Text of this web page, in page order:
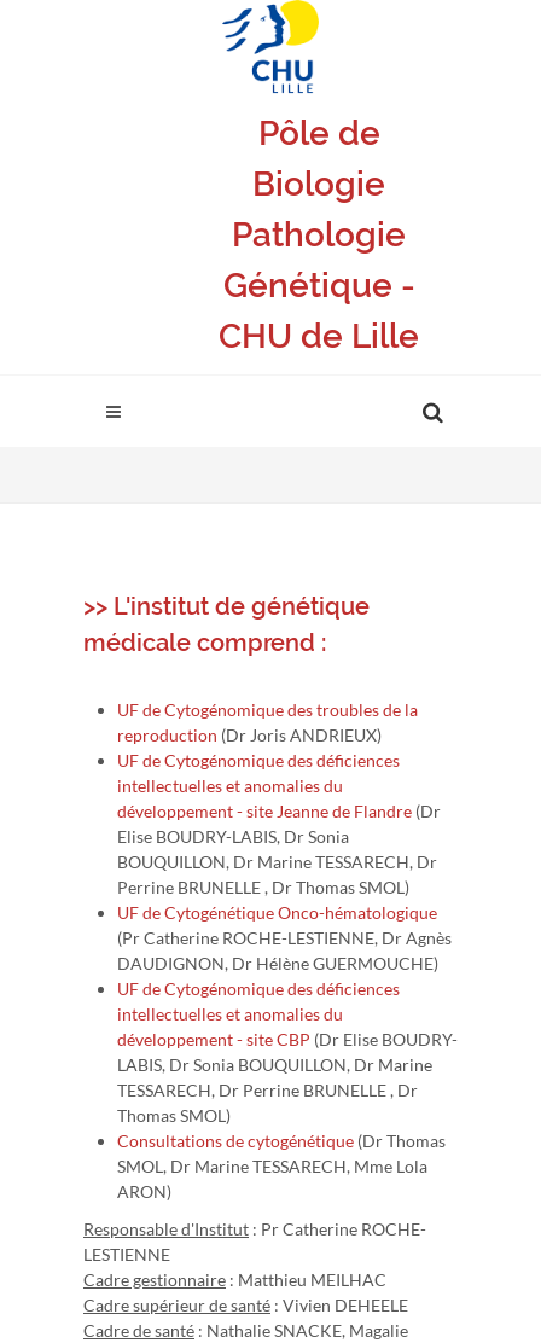
Pôle de
Biologie
Pathologie
Génétique -
CHU de Lille
>> L'institut de génétique
médicale comprend :
UF de Cytogénomique des troubles de la
reproduction (Dr Joris ANDRIEUX)
UF de Cytogénomique des déficiences
intellectuelles et anomalies du
développement - site Jeanne de Flandre (Dr
Elise BOUDRY-LABIS, Dr Sonia
BOUQUILLON, Dr Marine TESSARECH, Dr
Perrine BRUNELLE , Dr Thomas SMOL)
UF de Cytogénétique Onco-hématologique
(Pr Catherine ROCHE-LESTIENNE, Dr Agnès
DAUDIGNON, Dr Hélène GUERMOUCHE)
UF de Cytogénomique des déficiences
intellectuelles et anomalies du
développement - site CBP (Dr Elise BOUDRY-
LABIS, Dr Sonia BOUQUILLON, Dr Marine
TESSARECH, Dr Perrine BRUNELLE , Dr
Thomas SMOL)
Consultations de cytogénétique (Dr Thomas
SMOL, Dr Marine TESSARECH, Mme Lola
ARON)
Responsable d'Institut : Pr Catherine ROCHE-
LESTIENNE
Cadre gestionnaire : Matthieu MEILHAC
Cadre supérieur de santé : Vivien DEHEELE
Cadre de santé : Nathalie SNACKE, Magalie